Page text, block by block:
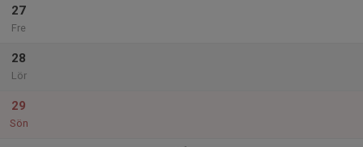
27
Fre
28
Lör
29
Sön